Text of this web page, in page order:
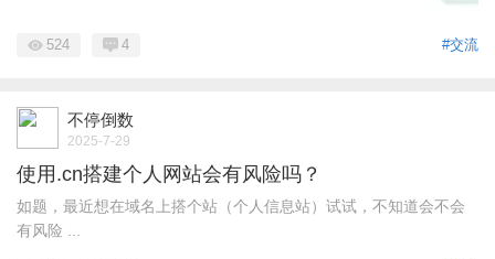
#交流
524 4
不停倒数
2025-7-29
使用.cn搭建个人网站会有风险吗？
如题，最近想在域名上搭个站（个人信息站）试试，不知道会不会
有风险 ...